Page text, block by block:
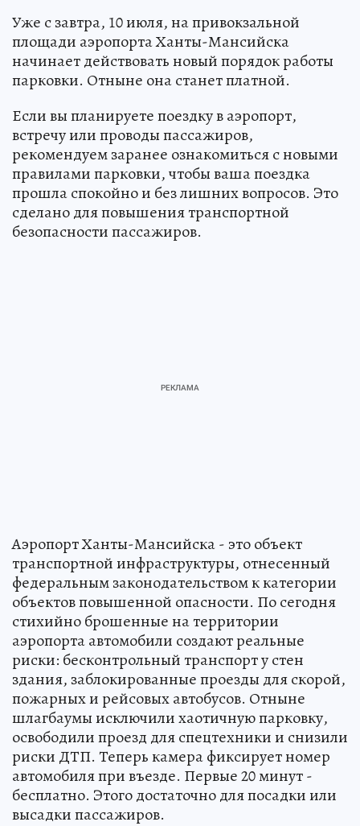
Уже с завтра, 10 июля, на привокзальной
площади аэропорта Ханты-Мансийска
начинает действовать новый порядок работы
парковки. Отныне она станет платной.
Если вы планируете поездку в аэропорт,
встречу или проводы пассажиров,
рекомендуем заранее ознакомиться с новыми
правилами парковки, чтобы ваша поездка
прошла спокойно и без лишних вопросов. Это
сделано для повышения транспортной
безопасности пассажиров.
Аэропорт Ханты-Мансийска - это объект
транспортной инфраструктуры, отнесенный
федеральным законодательством к категории
объектов повышенной опасности. По сегодня
стихийно брошенные на территории
аэропорта автомобили создают реальные
риски: бесконтрольный транспорт у стен
здания, заблокированные проезды для скорой,
пожарных и рейсовых автобусов. Отныне
шлагбаумы исключили хаотичную парковку,
освободили проезд для спецтехники и снизили
риски ДТП. Теперь камера фиксирует номер
автомобиля при въезде. Первые 20 минут -
бесплатно. Этого достаточно для посадки или
высадки пассажиров.